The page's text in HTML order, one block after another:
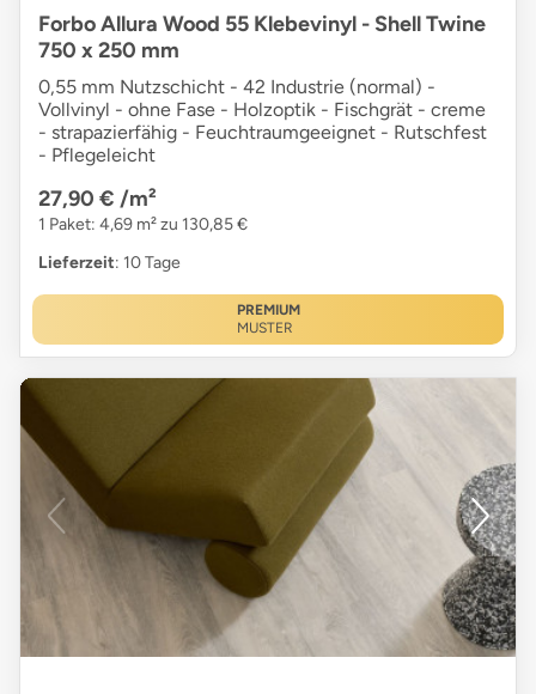
Forbo Allura Wood 55 Klebevinyl - Shell Twine
750 x 250 mm
0,55 mm Nutzschicht - 42 Industrie (normal) -
Vollvinyl - ohne Fase - Holzoptik - Fischgrät - creme
- strapazierfähig - Feuchtraumgeeignet - Rutschfest
- Pflegeleicht
27,90 € /m²
1 Paket: 4,69 m² zu 130,85 €
Lieferzeit: 10 Tage
PREMIUM
MUSTER